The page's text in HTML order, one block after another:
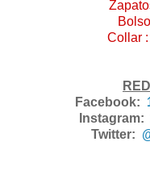
Collar
Facebook:
Instagram:
Twitter: